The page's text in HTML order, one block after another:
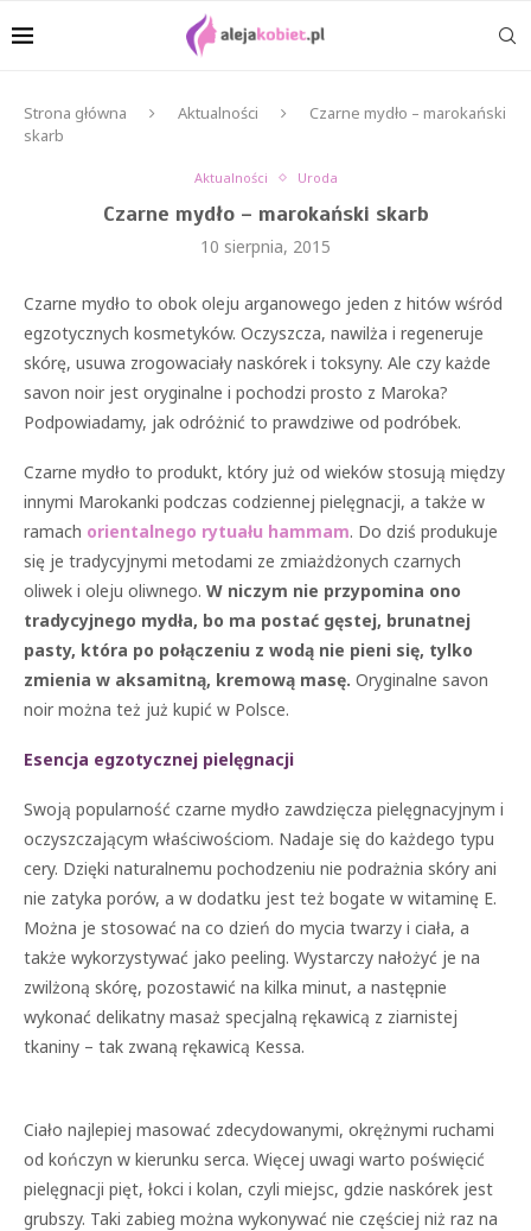
Strona główna Aktualności
Czarne mydło – marokański
skarb
Aktualności Uroda
Czarne mydło – marokański skarb
10 sierpnia, 2015
Czarne mydło to obok oleju arganowego jeden z hitów wśród
egzotycznych kosmetyków. Oczyszcza, nawilża i regeneruje
skórę, usuwa zrogowaciały naskórek i toksyny. Ale czy każde
savon noir jest oryginalne i pochodzi prosto z Maroka?
Podpowiadamy, jak odróżnić to prawdziwe od podróbek.
Czarne mydło to produkt, który już od wieków stosują między
innymi Marokanki podczas codziennej pielęgnacji, a także w
ramach orientalnego rytuału hammam. Do dziś produkuje
się je tradycyjnymi metodami ze zmiażdżonych czarnych
oliwek i oleju oliwnego. W niczym nie przypomina ono
tradycyjnego mydła, bo ma postać gęstej, brunatnej
pasty, która po połączeniu z wodą nie pieni się, tylko
zmienia w aksamitną, kremową masę. Oryginalne savon
noir można też już kupić w Polsce.
Esencja egzotycznej pielęgnacji
Swoją popularność czarne mydło zawdzięcza pielęgnacyjnym i
oczyszczającym właściwościom. Nadaje się do każdego typu
cery. Dzięki naturalnemu pochodzeniu nie podrażnia skóry ani
nie zatyka porów, a w dodatku jest też bogate w witaminę E.
Można je stosować na co dzień do mycia twarzy i ciała, a
także wykorzystywać jako peeling. Wystarczy nałożyć je na
zwilżoną skórę, pozostawić na kilka minut, a następnie
wykonać delikatny masaż specjalną rękawicą z ziarnistej
tkaniny – tak zwaną rękawicą Kessa.
Ciało najlepiej masować zdecydowanymi, okrężnymi ruchami
od kończyn w kierunku serca. Więcej uwagi warto poświęcić
pielęgnacji pięt, łokci i kolan, czyli miejsc, gdzie naskórek jest
grubszy. Taki zabieg można wykonywać nie częściej niż raz na